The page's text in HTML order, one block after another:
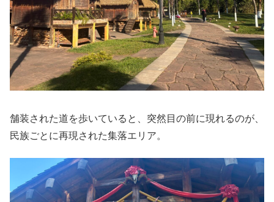
舗装された道を歩いていると、突然目の前に現れるのが、
民族ごとに再現された集落エリア。